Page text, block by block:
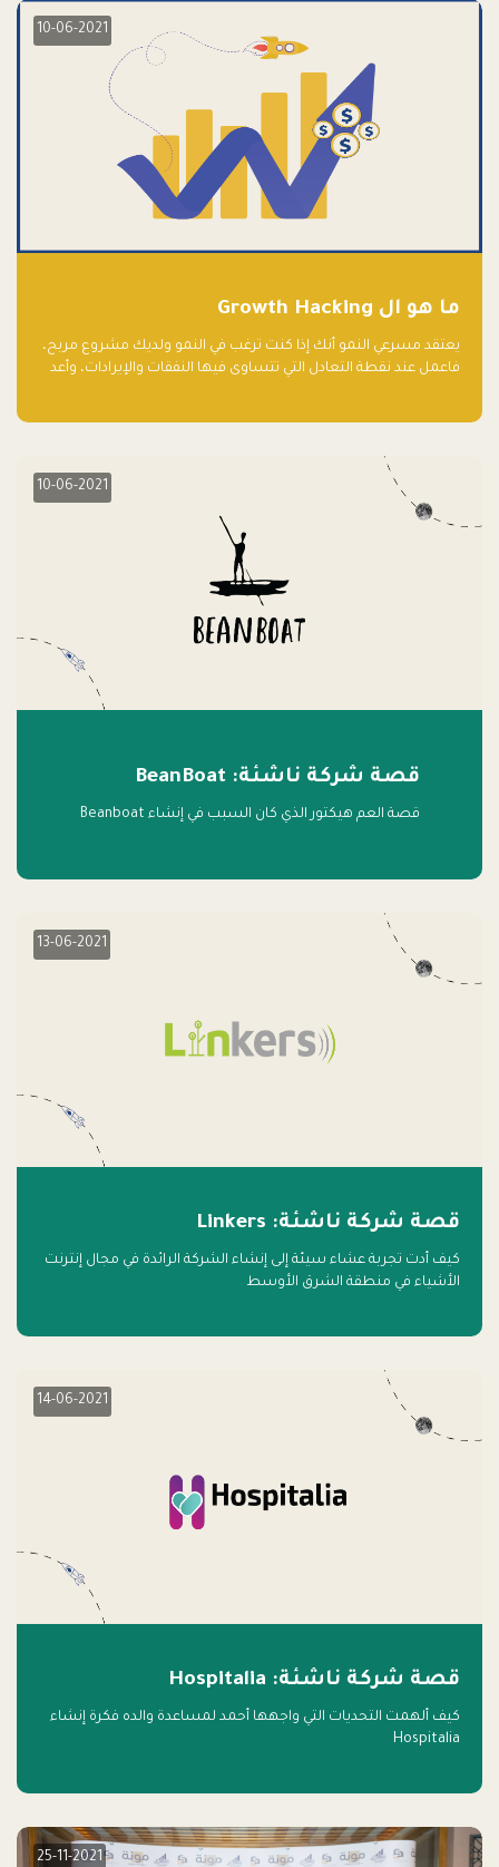
10-06-2021
ما هو ال Growth Hacking
يعتقد مسرعي النمو أنك إذا كنت ترغب في النمو ولديك مشروع مربح،
فاعمل عند نقطة التعادل التي تتساوى فيها النفقات والإيرادات، وأعد
10-06-2021
قصة شركة ناشئة: BeanBoat
قصة العم هيكتور الذي كان السبب في إنشاء Beanboat
13-06-2021
قصة شركة ناشئة: Linkers
كيف أدت تجربة عشاء سيئة إلى إنشاء الشركة الرائدة في مجال إنترنت
الأشياء في منطقة الشرق الأوسط
14-06-2021
قصة شركة ناشئة: Hospitalia
كيف ألهمت التحديات التي واجهها أحمد لمساعدة والده فكرة إنشاء
Hospitalia
25-11-2021